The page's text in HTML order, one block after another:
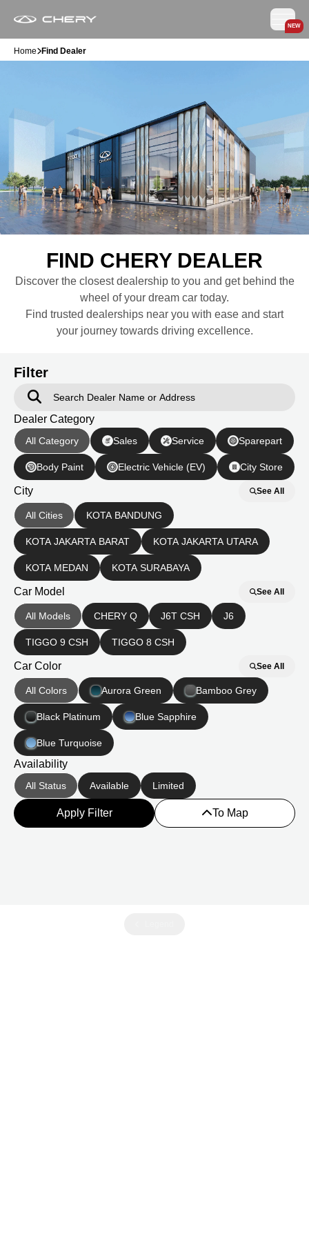
NEW
Home Find Dealer
FIND CHERY DEALER
Discover the closest dealership to you and get behind the
wheel of your dream car today.
Find trusted dealerships near you with ease and start
your journey towards driving excellence.
Filter
Dealer Category
All Category Sales Service Sparepart
Body Paint Electric Vehicle (EV) City Store
City See All
All Cities KOTA BANDUNG
KOTA JAKARTA BARAT KOTA JAKARTA UTARA
KOTA MEDAN KOTA SURABAYA
Car Model See All
All Models CHERY Q J6T CSH J6
TIGGO 9 CSH TIGGO 8 CSH
Car Color See All
All Colors Aurora Green Bamboo Grey
Black Platinum Blue Sapphire
Blue Turquoise
Availability
All Status Available Limited
Apply Filter To Map